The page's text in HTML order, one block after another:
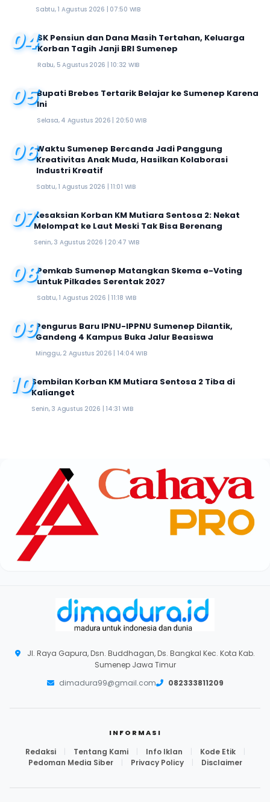
Sabtu, 1 Agustus 2026 | 07:50 WIB
04SK Pensiun dan Dana Masih Tertahan, Keluarga
Korban Tagih Janji BRI Sumenep
Rabu, 5 Agustus 2026 | 10:32 WIB
05Bupati Brebes Tertarik Belajar ke Sumenep Karena
Ini
Selasa, 4 Agustus 2026 | 20:50 WIB
06Waktu Sumenep Bercanda Jadi Panggung
Kreativitas Anak Muda, Hasilkan Kolaborasi
Industri Kreatif
Sabtu, 1 Agustus 2026 | 11:01 WIB
07Kesaksian Korban KM Mutiara Sentosa 2: Nekat
Melompat ke Laut Meski Tak Bisa Berenang
Senin, 3 Agustus 2026 | 20:47 WIB
08Pemkab Sumenep Matangkan Skema e-Voting
untuk Pilkades Serentak 2027
Sabtu, 1 Agustus 2026 | 11:18 WIB
09Pengurus Baru IPNU-IPPNU Sumenep Dilantik,
Gandeng 4 Kampus Buka Jalur Beasiswa
Minggu, 2 Agustus 2026 | 14:04 WIB
10Sembilan Korban KM Mutiara Sentosa 2 Tiba di
Kalianget
Senin, 3 Agustus 2026 | 14:31 WIB
Jl. Raya Gapura, Dsn. Buddhagan, Ds. Bangkal Kec. Kota Kab.
Sumenep Jawa Timur
dimadura99@gmail.com
082333811209
INFORMASI
Redaksi Tentang Kami Info Iklan Kode Etik
Pedoman Media Siber
Privacy Policy Disclaimer